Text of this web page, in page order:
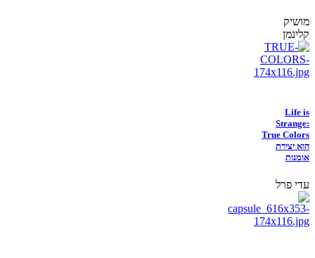
מושיק
קלינמן
Life is
Strange:
True Colors
הוא יצירת
אומנות
עדי פרל